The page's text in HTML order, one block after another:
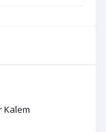
Kalem